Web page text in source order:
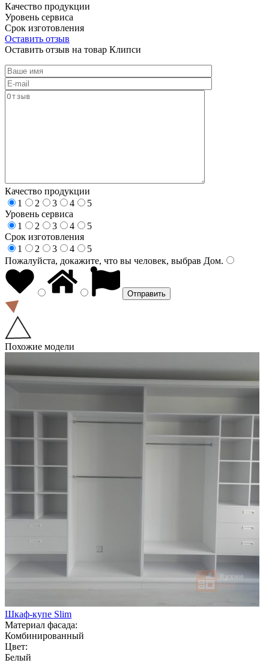
Качество продукции
Уровень сервиса
Срок изготовления
Оставить отзыв
Оставить отзыв на товар Клипси
Качество продукции
1
2 3 4
5
Уровень сервиса
1
2 3 4
5
Срок изготовления
1
2 3 4
5
Пожалуйста, докажите, что вы человек, выбрав Дом.
Похожие модели
Шкаф-купе Slim
Материал фасада:
Комбинированный
Цвет:
Белый